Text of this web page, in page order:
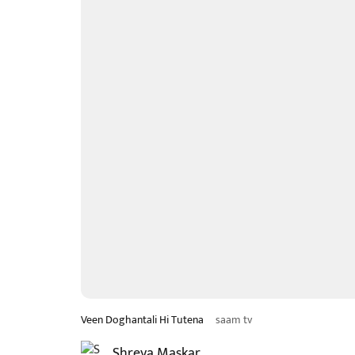
Veen Doghantali Hi Tutena saam tv